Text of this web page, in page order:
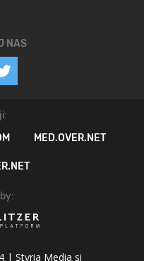
NAS
MED.OVER.NET
| Styria Media si